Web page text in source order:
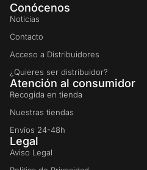
Conócenos
Noticias
Contacto
Acceso a Distribuidores
¿Quieres ser distribuidor?
Atención al consumidor
Recogida en tienda
Nuestras tiendas
Envíos 24-48h
Legal
Aviso Legal